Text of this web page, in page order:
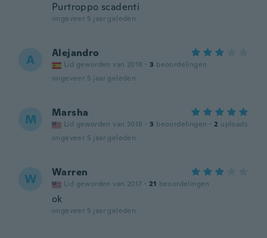
Purtroppo scadenti
ongeveer 5 jaar geleden
A Alejandro
Lid geworden van 2018 · 3 beoordelingen
ongeveer 5 jaar geleden
M Marsha
Lid geworden van 2018 · 3 beoordelingen · 2 uploads
ongeveer 5 jaar geleden
W Warren
Lid geworden van 2017 · 21 beoordelingen
ok
ongeveer 5 jaar geleden